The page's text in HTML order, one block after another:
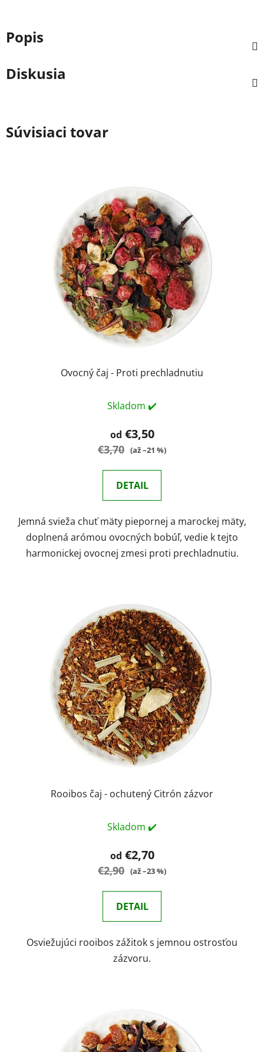
Popis
Diskusia
Súvisiaci tovar
Ovocný čaj - Proti prechladnutiu
Skladom ✔️
od €3,50
€3,70 (až –21 %)
DETAIL
Jemná svieža chuť mäty piepornej a marockej mäty,
doplnená arómou ovocných bobúľ, vedie k tejto
harmonickej ovocnej zmesi proti prechladnutiu.
Rooibos čaj - ochutený Citrón zázvor
Skladom ✔️
od €2,70
€2,90 (až –23 %)
DETAIL
Osviežujúci rooibos zážitok s jemnou ostrosťou
zázvoru.